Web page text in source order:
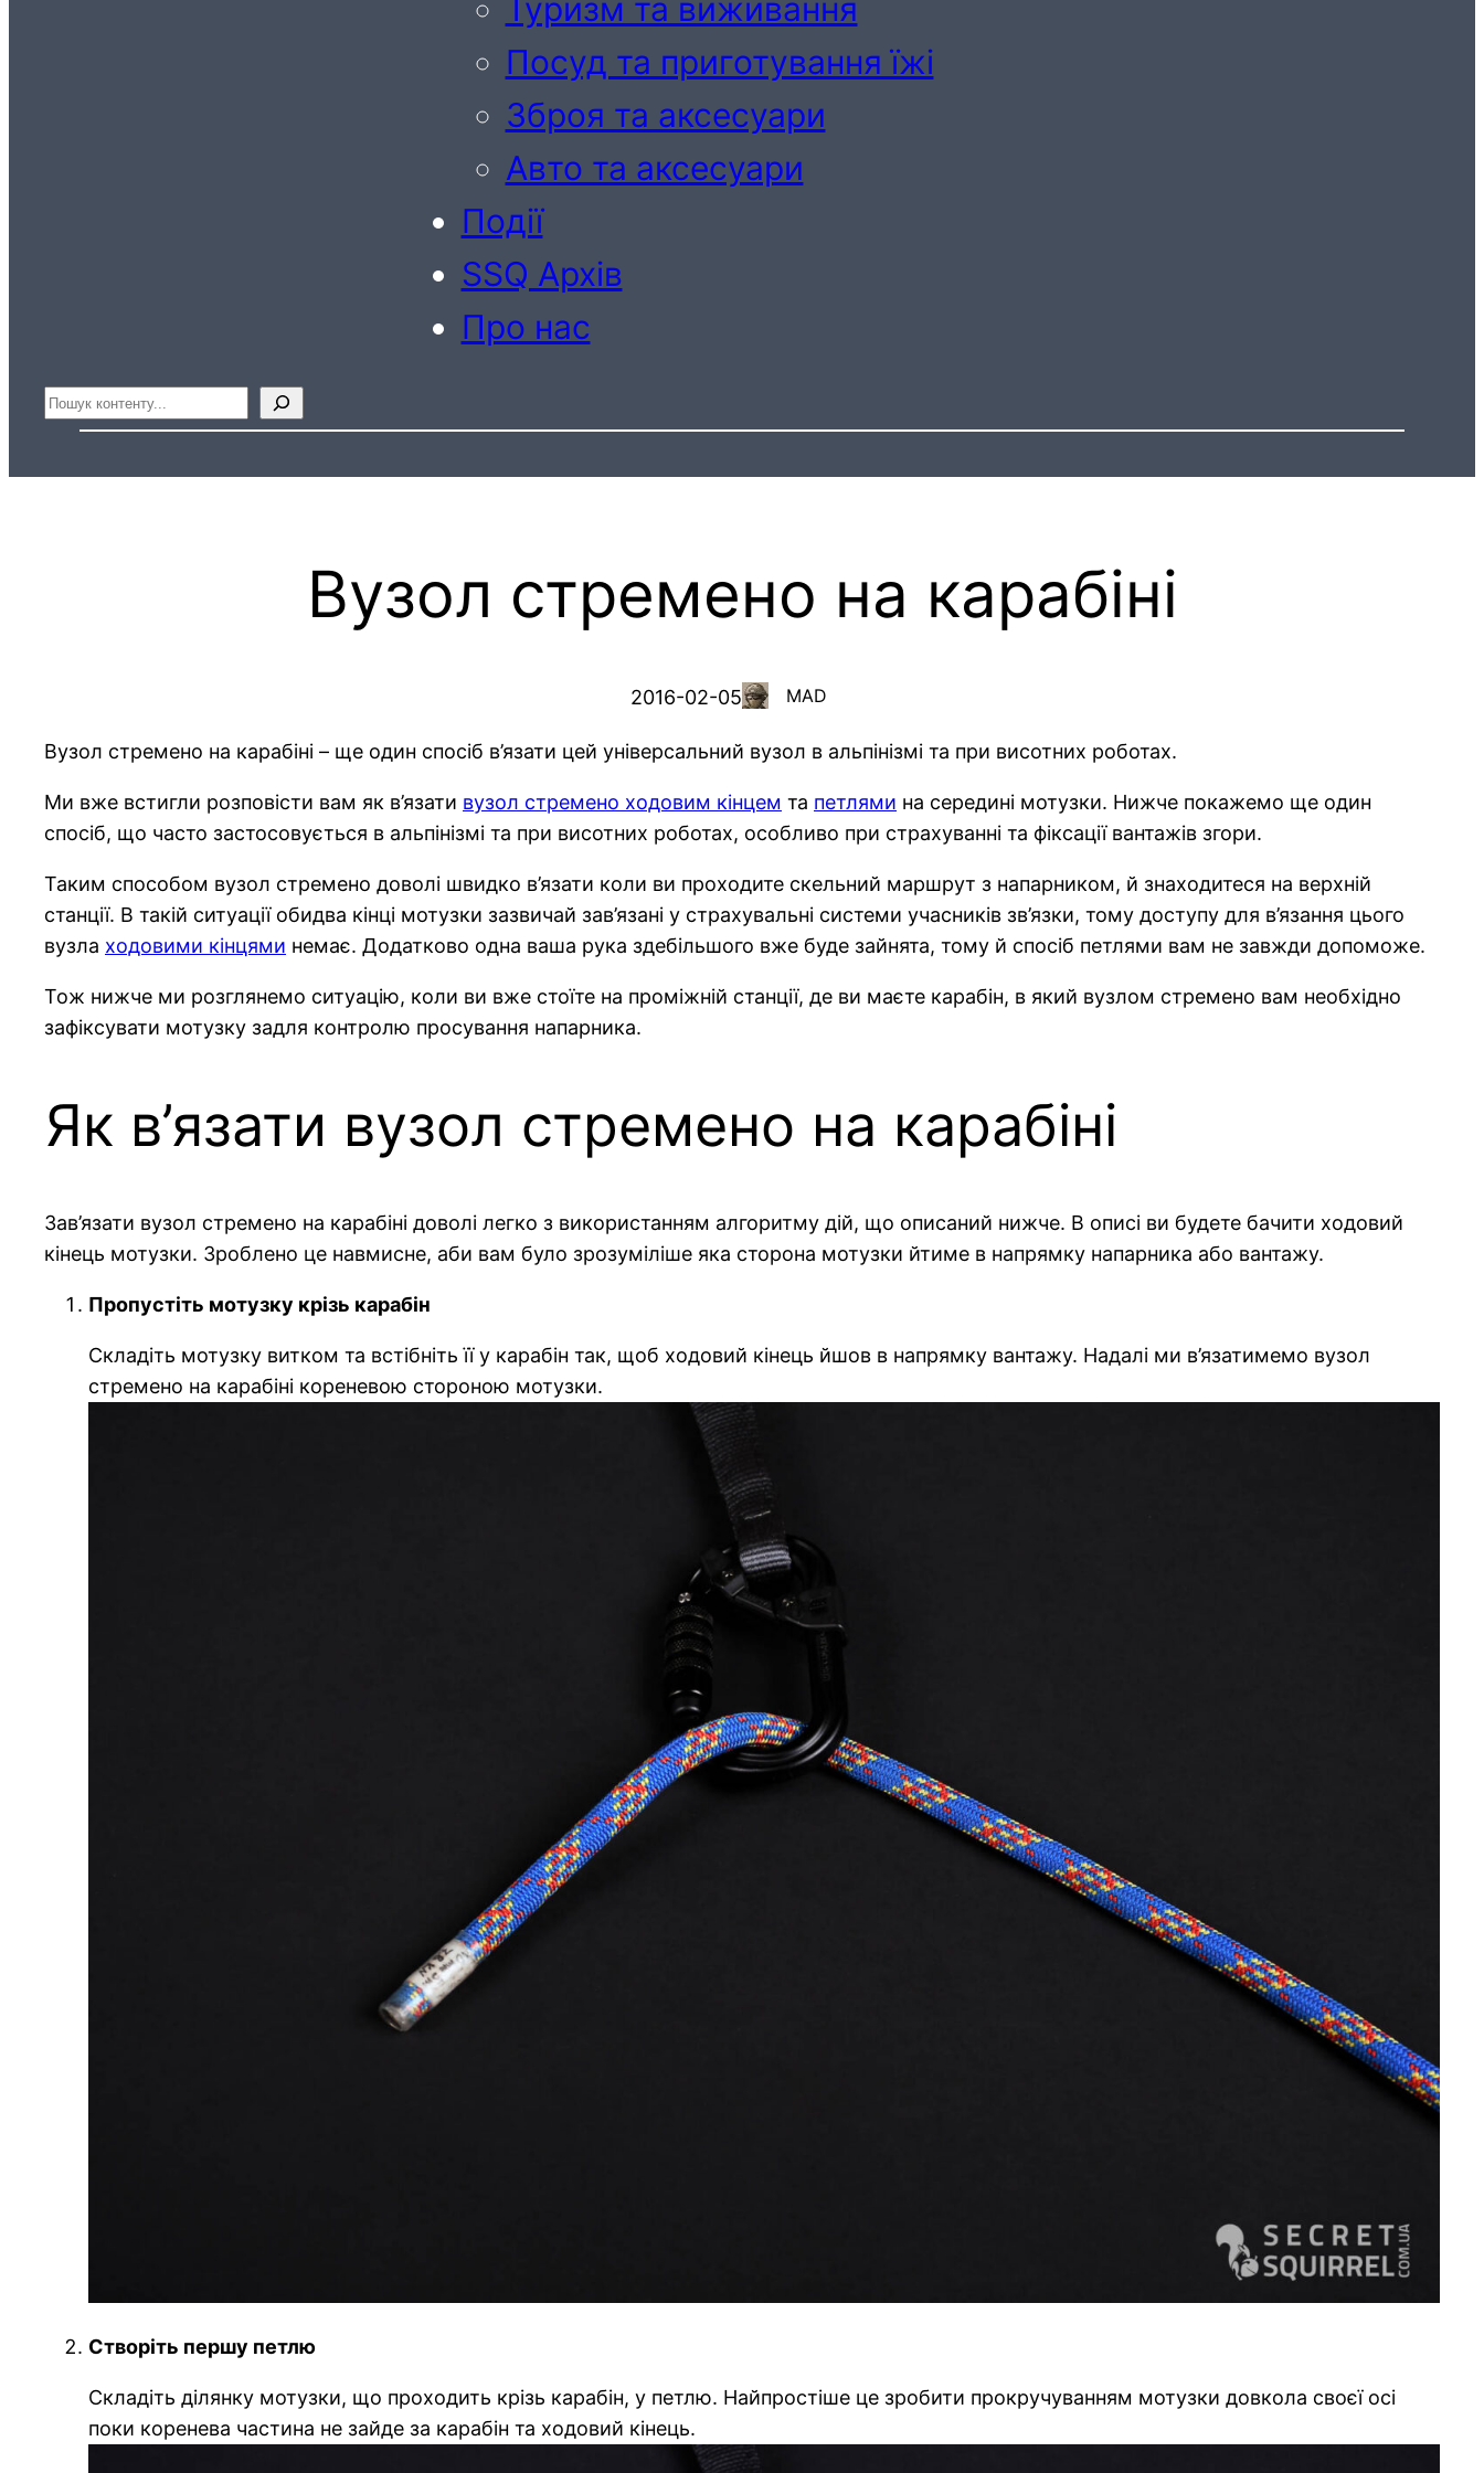
Туризм та виживання
Посуд та приготування їжі
Зброя та аксесуари
Авто та аксесуари
Події
SSQ Архів
Про нас
Пошук
Вузол стремено на карабіні
2016-02-05 MAD
Вузол стремено на карабіні – ще один спосіб в’язати цей універсальний вузол в альпінізмі та при висотних роботах.
Ми вже встигли розповісти вам як в’язати вузол стремено ходовим кінцем та петлями на середині мотузки. Нижче покажемо ще один
спосіб, що часто застосовується в альпінізмі та при висотних роботах, особливо при страхуванні та фіксації вантажів згори.
Таким способом вузол стремено доволі швидко в’язати коли ви проходите скельний маршрут з напарником, й знаходитеся на верхній
станції. В такій ситуації обидва кінці мотузки зазвичай зав’язані у страхувальні системи учасників зв’язки, тому доступу для в’язання цього
вузла ходовими кінцями немає. Додатково одна ваша рука здебільшого вже буде зайнята, тому й спосіб петлями вам не завжди допоможе.
Тож нижче ми розглянемо ситуацію, коли ви вже стоїте на проміжній станції, де ви маєте карабін, в який вузлом стремено вам необхідно
зафіксувати мотузку задля контролю просування напарника.
Як в’язати вузол стремено на карабіні
Зав’язати вузол стремено на карабіні доволі легко з використанням алгоритму дій, що описаний нижче. В описі ви будете бачити ходовий
кінець мотузки. Зроблено це навмисне, аби вам було зрозуміліше яка сторона мотузки йтиме в напрямку напарника або вантажу.
Пропустіть мотузку крізь карабін
Складіть мотузку витком та встібніть її у карабін так, щоб ходовий кінець йшов в напрямку вантажу. Надалі ми в’язатимемо вузол
стремено на карабіні кореневою стороною мотузки.
Створіть першу петлю
Складіть ділянку мотузки, що проходить крізь карабін, у петлю. Найпростіше це зробити прокручуванням мотузки довкола своєї осі
поки коренева частина не зайде за карабін та ходовий кінець.